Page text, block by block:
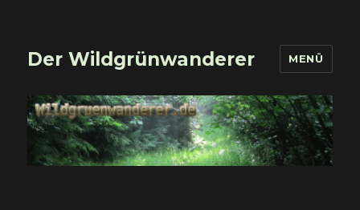
Der Wildgrünwanderer MENÜ